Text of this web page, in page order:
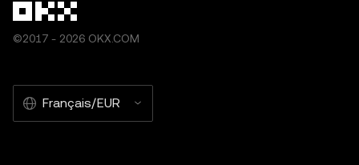
©2017 - 2026 OKX.COM
Français/EUR